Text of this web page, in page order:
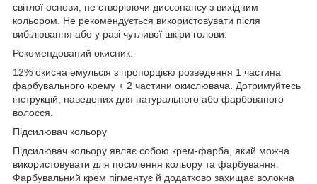
світлої основи, не створюючи диссонансу з вихідним
кольором. Не рекомендується використовувати після
вибілювання або у разі чутливої шкіри голови.
Рекомендований окисник:
12% окисна емульсія з пропорцією розведення 1 частина
фарбувального крему + 2 частини окислювача.
Дотримуйтесь
інструкцій, наведених для натурального або фарбованого
волосся.
Підсилювач кольору
Підсилювач кольору являє собою крем-фарба, який можна
використовувати для посилення кольору та фарбування.
Фарбувальний крем пігментує й додатково захищає волокна